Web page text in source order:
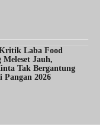
Laba Food
Jauh,
Tak Bergantung
Pangan 2026